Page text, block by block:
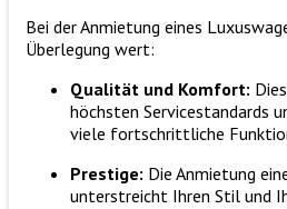
Bei der Anmietung eines
Überlegung wert:
Qualität und Komfort:
höchsten Servicestandards
viele fortschrittliche
Prestige: Die Anmietung
unterstreicht Ihren Stil und